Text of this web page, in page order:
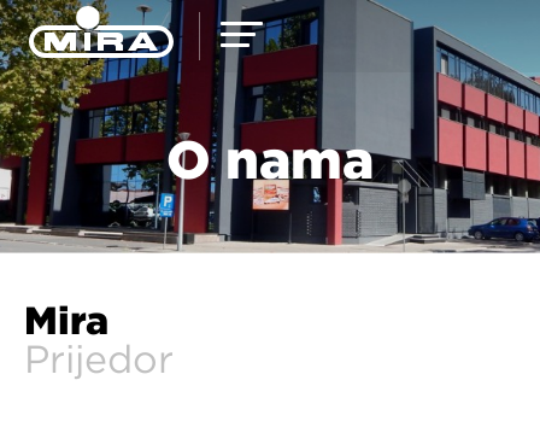
O nama
Mira
Prijedor